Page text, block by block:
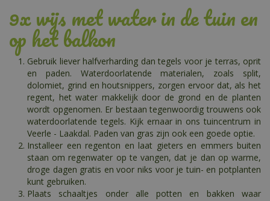
9x wijs met water in de tuin en
op het balkon
Gebruik liever halfverharding dan tegels voor je terras, oprit
en paden. Waterdoorlatende materialen, zoals split,
dolomiet, grind en houtsnippers, zorgen ervoor dat, als het
regent, het water makkelijk door de grond en de planten
wordt opgenomen. Er bestaan tegenwoordig trouwens ook
waterdoorlatende tegels. Kijk ernaar in ons tuincentrum in
Veerle - Laakdal. Paden van gras zijn ook een goede optie.
Installeer een regenton en laat gieters en emmers buiten
staan om regenwater op te vangen, dat je dan op warme,
droge dagen gratis en voor niks voor je tuin- en potplanten
kunt gebruiken.
Plaats schaaltjes onder alle potten en bakken waar